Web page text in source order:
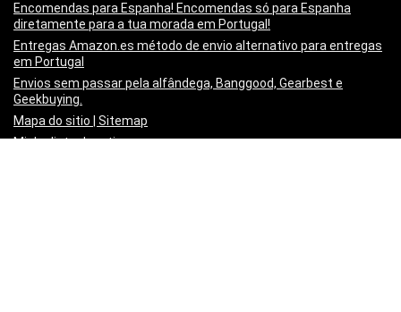
Encomendas para Espanha! Encomendas só para Espanha
diretamente para a tua morada em Portugal!
Entregas Amazon.es método de envio alternativo para entregas
em Portugal
Envios sem passar pela alfândega, Banggood, Gearbest e
Geekbuying.
Mapa do sitio | Sitemap
Minha lista de artigos